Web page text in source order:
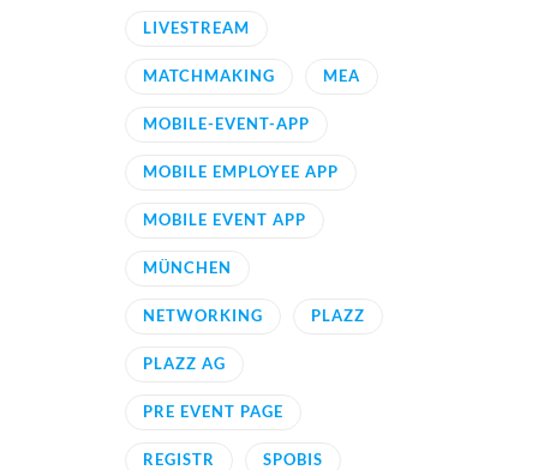
LIVESTREAM
MATCHMAKING MEA
MOBILE-EVENT-APP
MOBILE EMPLOYEE APP
MOBILE EVENT APP
MÜNCHEN
NETWORKING PLAZZ
PLAZZ AG
PRE EVENT PAGE
REGISTR SPOBIS